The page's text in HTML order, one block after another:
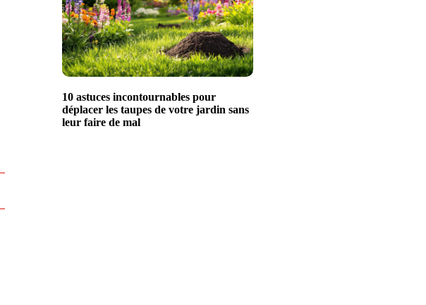
10 astuces incontournables pour
déplacer les taupes de votre jardin sans
leur faire de mal